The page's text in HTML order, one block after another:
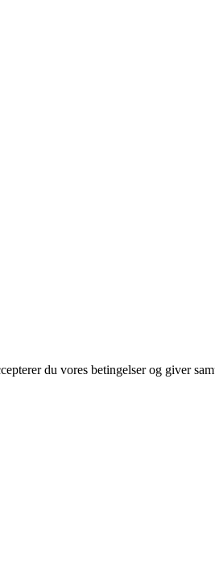
du vores betingelser og giver